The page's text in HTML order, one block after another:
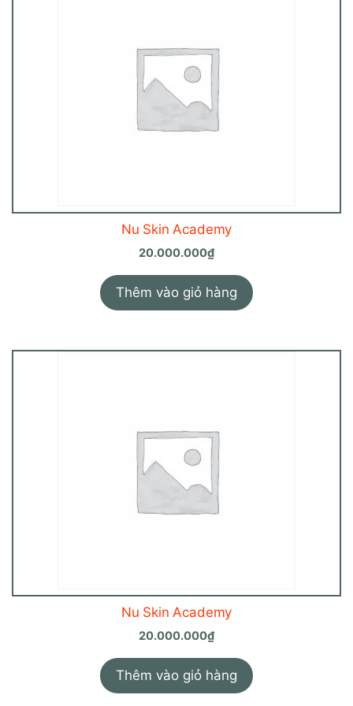
Nu Skin Academy
20.000.000₫
Thêm vào giỏ hàng
Nu Skin Academy
20.000.000₫
Thêm vào giỏ hàng